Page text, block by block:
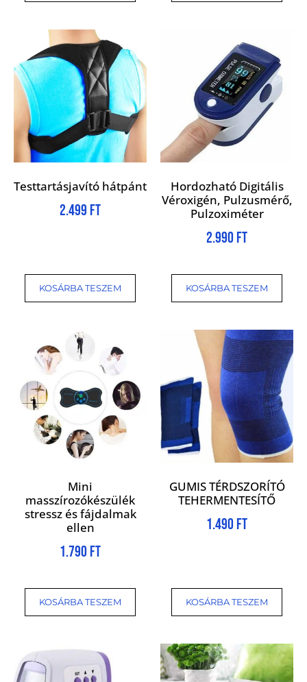
Testtartásjavító hátpánt
2.499 Ft
KOSÁRBA TESZEM
Hordozható Digitális
Véroxigén, Pulzusmérő,
Pulzoximéter
2.990 Ft
KOSÁRBA TESZEM
Mini
masszírozókészülék
stressz és fájdalmak
ellen
1.790 Ft
KOSÁRBA TESZEM
GUMIS TÉRDSZORÍTÓ
TEHERMENTESÍTŐ
1.490 Ft
KOSÁRBA TESZEM